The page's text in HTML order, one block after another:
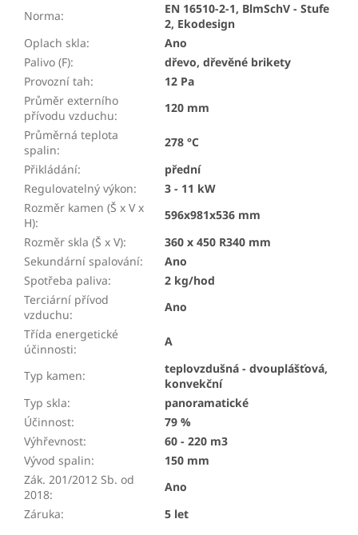
Norma:
EN 16510-2-1, BlmSchV - Stufe
2, Ekodesign
Oplach skla:
Ano
Palivo (F):
dřevo, dřevěné brikety
Provozní tah:
12 Pa
Průměr externího
přívodu vzduchu:
120 mm
Průměrná teplota
spalin:
278 °C
Přikládání:
přední
Regulovatelný výkon:
3 - 11 kW
Rozměr kamen (Š x V x
H):
596x981x536 mm
Rozměr skla (Š x V):
360 x 450 R340 mm
Sekundární spalování:
Ano
Spotřeba paliva:
2 kg/hod
Terciární přívod
vzduchu:
Ano
Třída energetické
účinnosti:
A
Typ kamen:
teplovzdušná - dvouplášťová,
konvekční
Typ skla:
panoramatické
Účinnost:
79 %
Výhřevnost:
60 - 220 m3
Vývod spalin:
150 mm
Zák. 201/2012 Sb. od
2018:
Ano
Záruka: 5 let